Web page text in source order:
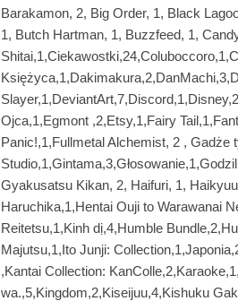
Barakamon, 2, Big Order, 1, Black
1, Butch Hartman, 1, Buzzfeed, 1,
Ojca,1,Egmont ,2,Etsy,1,Fairy
Panic!,1,Fullmetal Alchemist, 2 ,
Gyakusatsu Kikan, 2, Haifuri, 1,
Haruchika,1,Hentai Ouji to Warawanai
Reitetsu,1,Kinh dị,4,Humble
Majutsu,1,Ito Junji:
,Kantai Collection:
wa.,5,Kingdom,2,Kiseijuu,4,Kishuku